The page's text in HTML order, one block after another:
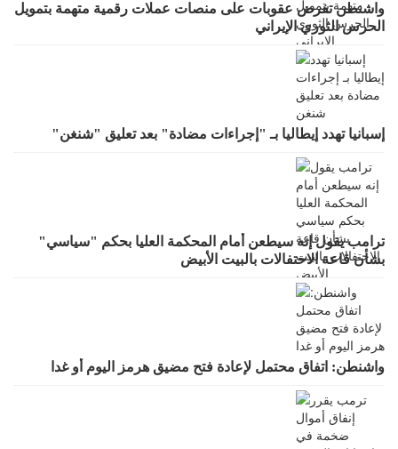
واشنطن تفرض عقوبات على منصات عملات رقمية متهمة بتمويل
الحرس الثوري الإيراني
إسبانيا تهدد إيطاليا بـ "إجراءات مضادة" بعد تعليق "شنغن"
ترامب يقول إنه سيطعن أمام المحكمة العليا بحكم "سياسي"
بشأن قاعة الاحتفالات بالبيت الأبيض
واشنطن: اتفاق محتمل لإعادة فتح مضيق هرمز اليوم أو غدا